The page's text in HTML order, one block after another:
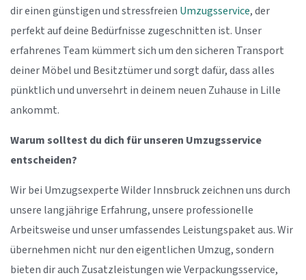
dir einen günstigen und stressfreien Umzugsservice, der
perfekt auf deine Bedürfnisse zugeschnitten ist. Unser
erfahrenes Team kümmert sich um den sicheren Transport
deiner Möbel und Besitztümer und sorgt dafür, dass alles
pünktlich und unversehrt in deinem neuen Zuhause in Lille
ankommt.
Warum solltest du dich für unseren Umzugsservice
entscheiden?
Wir bei Umzugsexperte Wilder Innsbruck zeichnen uns durch
unsere langjährige Erfahrung, unsere professionelle
Arbeitsweise und unser umfassendes Leistungspaket aus. Wir
übernehmen nicht nur den eigentlichen Umzug, sondern
bieten dir auch Zusatzleistungen wie Verpackungsservice,